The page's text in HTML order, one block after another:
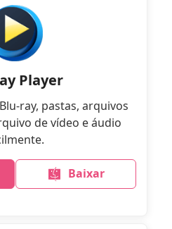
Player
ray, pastas, arquivos
de vídeo e áudio
Baixar